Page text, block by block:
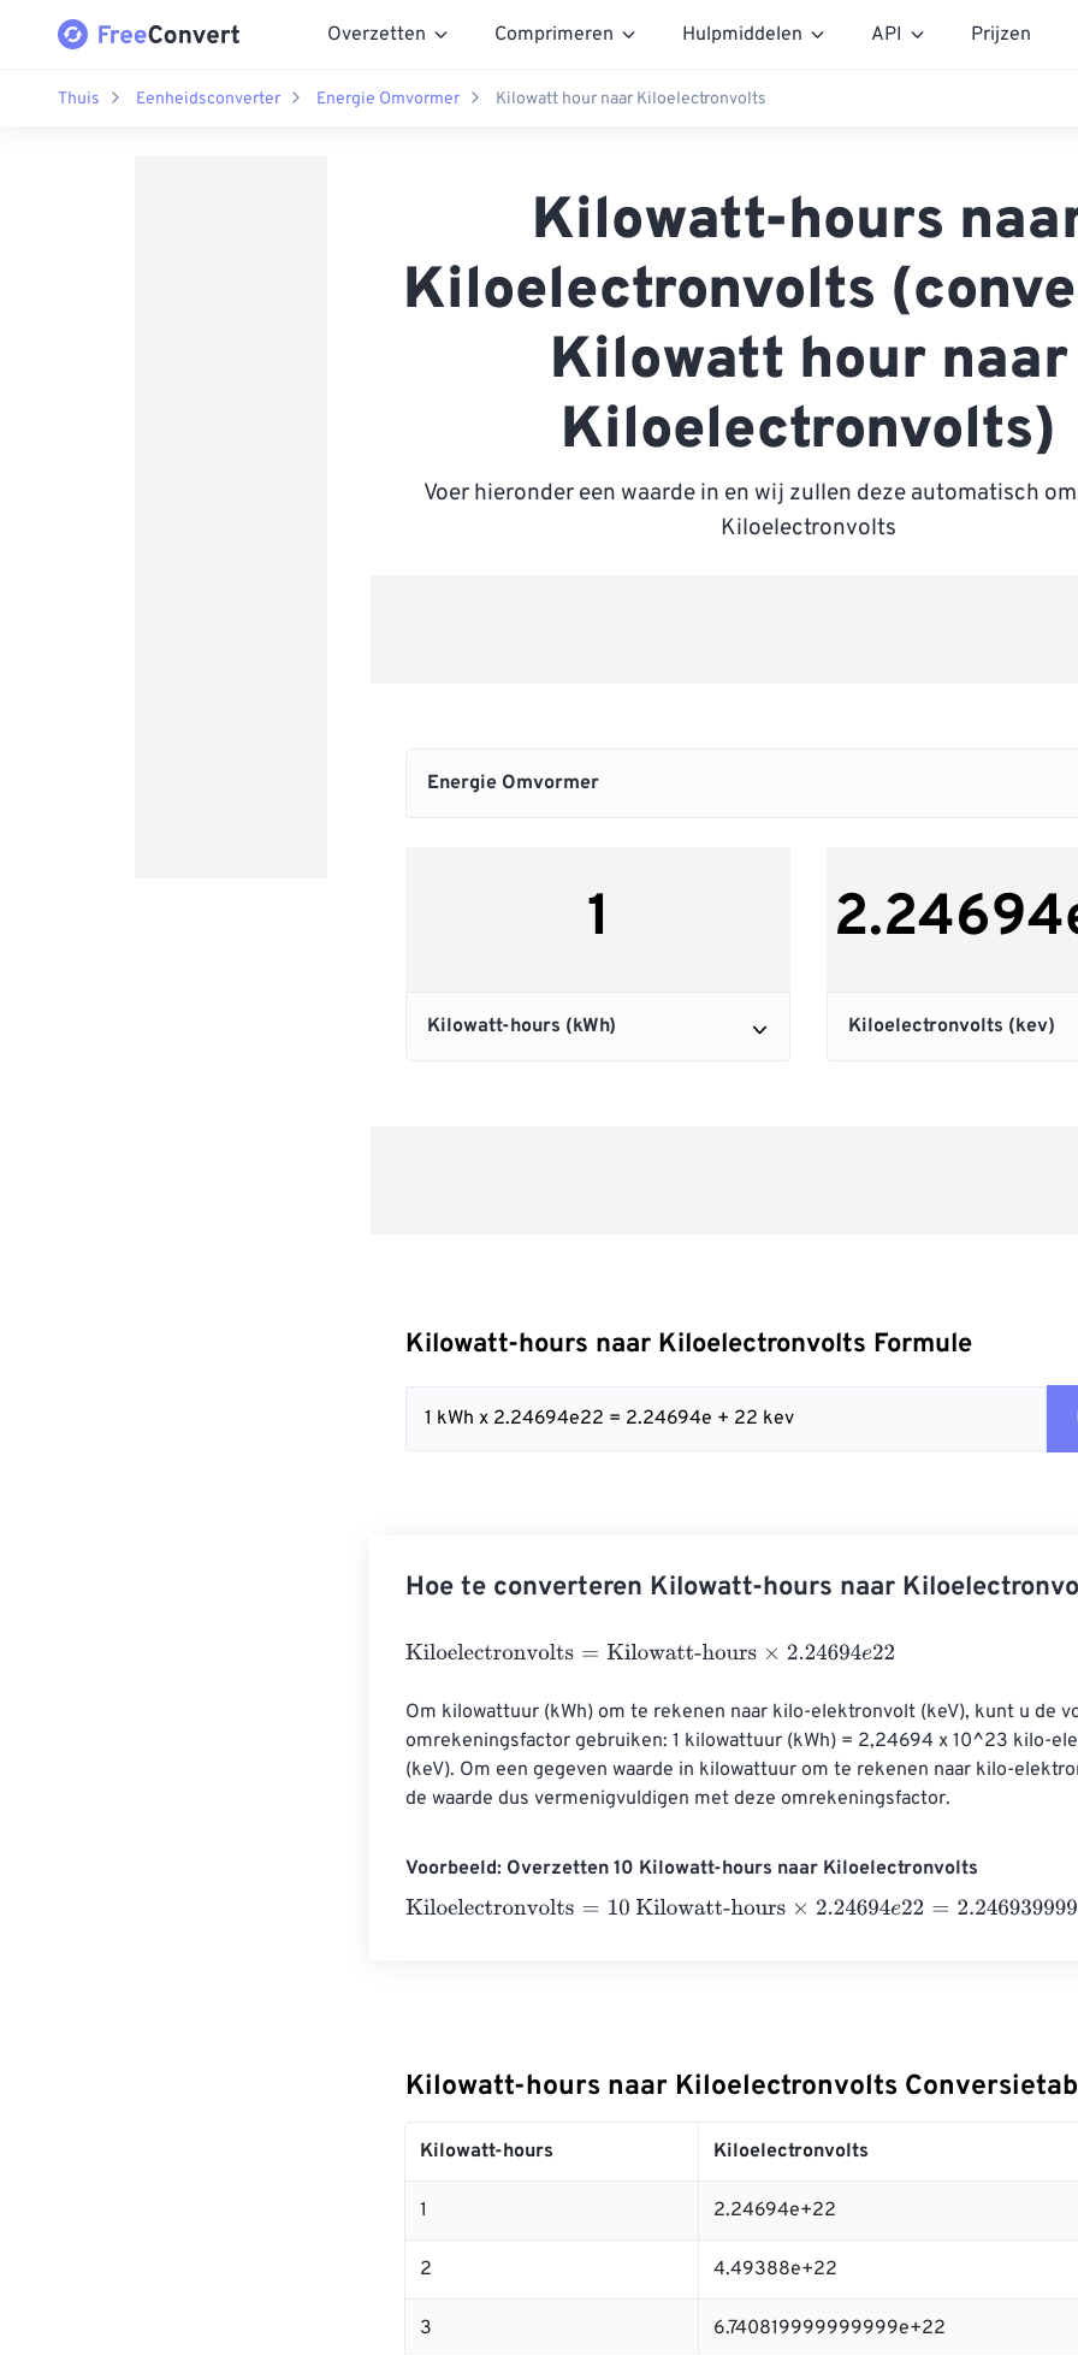
Overzetten Comprimeren Hulpmiddelen API Prijzen
Thuis Eenheidsconverter Energie Omvormer Kilowatt hour naar Kiloelectronvolts
Kilowatt-hours
Kiloelectronvolts
Kilowatt hour naar
Kiloelectronvolts)
Voer hieronder een waarde in en wij zullen deze automatisch
Kiloelectronvolts
Kilowatt-hours naar Kiloelectronvolts Formule
1 kWh x 2.24694e22 = 2.24694e + 22 kev
Hoe te converteren Kilowatt-hours naar
Kiloelectronvolts=Kilowatt-hours×2.24694 e22
Om kilowattuur (kWh) om te rekenen naar kilo-elektronvolt (keV), kunt u de
omrekeningsfactor gebruiken: 1 kilowattuur (kWh) = 2,24694 x 10^23 kilo-
(keV). Om een ​​gegeven waarde in kilowattuur om te rekenen naar kilo-
de waarde dus vermenigvuldigen met deze omrekeningsfactor.
Voorbeeld: Overzetten 10 Kilowatt-hours naar Kiloelectronvolts
Kiloelectronvolts=10 Kilowatt-hours×2.24694e 22=2.2469399999999998e
Kilowatt-hours naar Kiloelectronvolts
Kilowatt-hours Kiloelectronvolts
1 2.24694e+22
2 4.49388e+22
3 6.740819999999999e+22